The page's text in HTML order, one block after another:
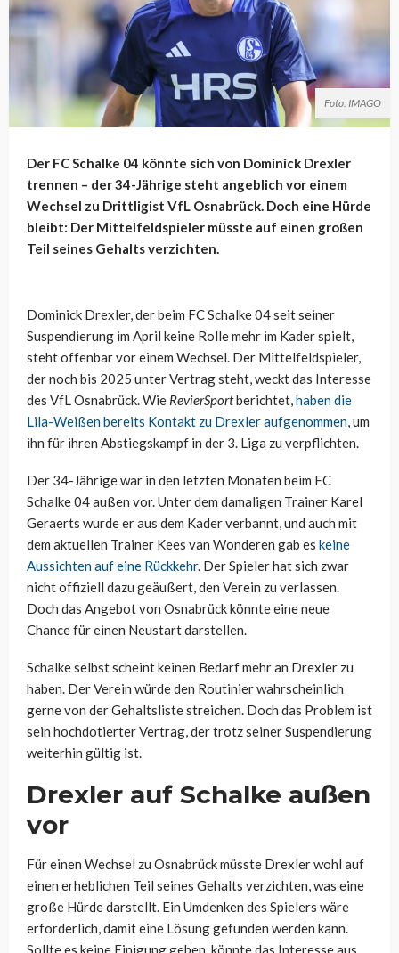
Foto: IMAGO
Der FC Schalke 04 könnte sich von Dominick Drexler
trennen – der 34-Jährige steht angeblich vor einem
Wechsel zu Drittligist VfL Osnabrück. Doch eine Hürde
bleibt: Der Mittelfeldspieler müsste auf einen großen
Teil seines Gehalts verzichten.
Dominick Drexler, der beim FC Schalke 04 seit seiner
Suspendierung im April keine Rolle mehr im Kader spielt,
steht offenbar vor einem Wechsel. Der Mittelfeldspieler,
der noch bis 2025 unter Vertrag steht, weckt das Interesse
des VfL Osnabrück. Wie RevierSportberichtet,haben die
Lila-Weißen bereits Kontakt zu Drexler aufgenommen, um
ihn für ihren Abstiegskampf in der 3. Liga zu verpflichten.
Der 34-Jährige war in den letzten Monaten beim FC
Schalke 04 außen vor. Unter dem damaligen Trainer Karel
Geraerts wurde er aus dem Kader verbannt, und auch mit
dem aktuellen Trainer Kees van Wonderen gab es keine
Aussichten auf eine Rückkehr. Der Spieler hat sich zwar
nicht offiziell dazu geäußert, den Verein zu verlassen.
Doch das Angebot von Osnabrück könnte eine neue
Chance für einen Neustart darstellen.
Schalke selbst scheint keinen Bedarf mehr an Drexler zu
haben. Der Verein würde den Routinier wahrscheinlich
gerne von der Gehaltsliste streichen. Doch das Problem ist
sein hochdotierter Vertrag, der trotz seiner Suspendierung
weiterhin gültig ist.
Drexler auf Schalke außen
vor
Für einen Wechsel zu Osnabrück müsste Drexler wohl auf
einen erheblichen Teil seines Gehalts verzichten, was eine
große Hürde darstellt. Ein Umdenken des Spielers wäre
erforderlich, damit eine Lösung gefunden werden kann.
Sollte es keine Einigung geben, könnte das Interesse aus